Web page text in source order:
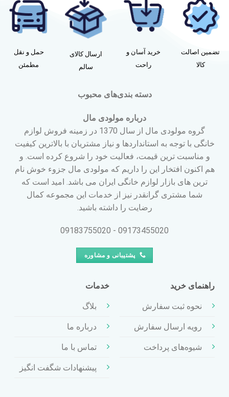
تضمین اصالت
کالا
خرید آسان و
راحت
ارسال کالای
سالم
حمل و نقل
مطمئن
دسته بندی‌های محبوب
درباره مولودی مال
گروه مولودی مال از سال 1370 در زمینه فروش لوازم
خانگی با توجه به استانداردها و نیاز مشتریان با بالاترین کیفیت
و مناسبت ترین قیمت، فعالیت خود را شروع کرده است. و
هم اکنون افتخار این را داریم که مولودی مال جزوء خوش نام
ترین های بازار لوازم خانگی ایران می باشد. امید است که
شما مشتری گرانقدر نیز از خدمات این مجموعه کمال
رضایت را داشته باشید.
09173455020 - 09183755020
پشتیبانی و مشاوره
راهنمای خرید
نحوه ثبت سفارش
رویه ارسال سفارش
شیوه‌های پرداخت
خدمات
بلاگ
درباره ما
تماس با ما
پیشنهادات شگفت انگیز